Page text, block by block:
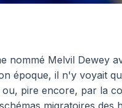
nommé Melvil Dewey
époque, il n'y voyait
pire encore, par la